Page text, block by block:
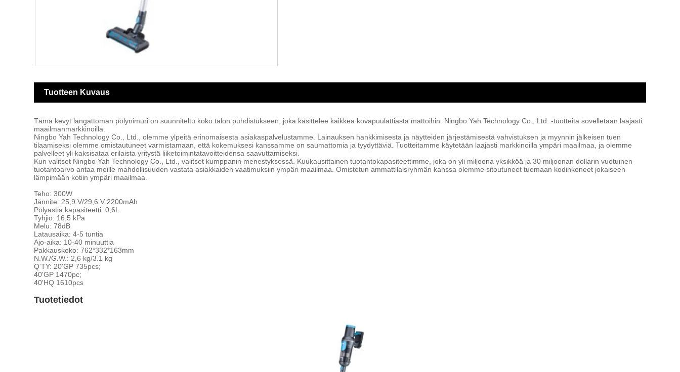
Tuotteen Kuvaus
Tämä kevyt langattoman pölynimuri on suunniteltu koko talon puhdistukseen, joka käsittelee kaikkea kovapuulattiasta mattoihin. Ningbo Yah Technology Co., Ltd. -tuotteita sovelletaan laajasti
maailmanmarkkinoilla.
Ningbo Yah Technology Co., Ltd., olemme ylpeitä erinomaisesta asiakaspalvelustamme. Lainauksen hankkimisesta ja näytteiden järjestämisestä vahvistuksen ja myynnin jälkeisen tuen
tilaamiseksi olemme omistautuneet varmistamaan, että kokemuksesi kanssamme on saumattomia ja tyydyttäviä. Tuotteitamme käytetään laajasti markkinoilla ympäri maailmaa, ja olemme
palvelleet yli kaksisataa erilaista yritystä liiketoimintatavoitteidensa saavuttamiseksi.
Kun valitset Ningbo Yah Technology Co., Ltd., valitset kumppanin menestyksessä. Kuukausittainen tuotantokapasiteettimme, joka on yli miljoona yksikköä ja 30 miljoonan dollarin vuotuinen
tuotantoarvo antaa meille mahdollisuuden vastata asiakkaiden vaatimuksiin ympäri maailmaa. Omistetun ammattilaisryhmän kanssa olemme sitoutuneet tuomaan kodinkoneet jokaiseen
lämpimään kotiin ympäri maailmaa.
Teho: 300W
Jännite: 25,9 V/29,6 V 2200mAh
Pölyastia kapasiteetti: 0,6L
Tyhjiö: 16,5 kPa
Melu: 78dB
Latausaika: 4-5 tuntia
Ajo-aika: 10-40 minuuttia
Pakkauskoko: 762*332*163mm
N.W./G.W.: 2,6 kg/3.1 kg
Q’TY: 20'GP 735pcs;
40'GP 1470pc;
40'HQ 1610pcs
Tuotetiedot